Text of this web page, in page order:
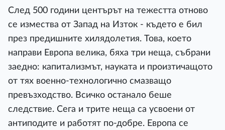
След 500 години центърът на тежестта отново
се измества от Запад на Изток - където е бил
през предишните хилядолетия. Това, което
направи Европа велика, бяха три неща, събрани
заедно: капитализмът, науката и произтичащото
от тях военно-технологично смазващо
превъзходство. Всичко останало беше
следствие. Сега и трите неща са усвоени от
антиподите и работят по-добре. Европа се